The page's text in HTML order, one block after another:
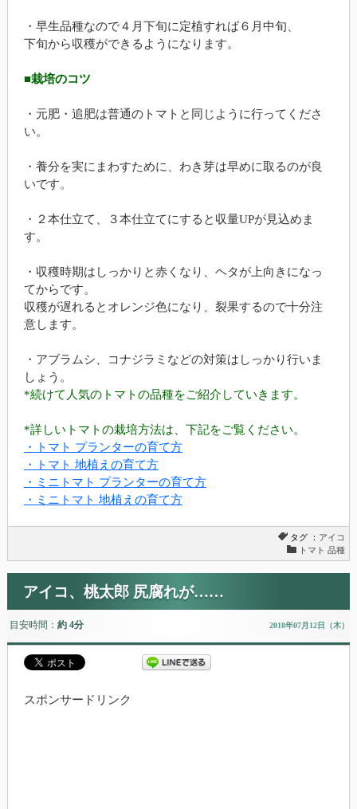
・早生品種なので４月下旬に定植すれば６月中旬、
下旬から収穫ができるようになります。
■栽培のコツ
・元肥・追肥は普通のトマトと同じように行ってくださ
い。
・養分を実にまわすために、わき芽は早めに取るのが良
いです。
・２本仕立て、３本仕立てにすると収量UPが見込めま
す。
・収穫時期はしっかりと赤くなり、ヘタが上向きになっ
てからです。
収穫が遅れるとオレンジ色になり、裂果するので十分注
意します。
・アブラムシ、コナジラミなどの対策はしっかり行いま
しょう。
*続けて人気のトマトの品種をご紹介していきます。
*詳しいトマトの栽培方法は、下記をご覧ください。
・トマト プランターの育て方
・トマト 地植えの育て方
・ミニトマト プランターの育て方
・ミニトマト 地植えの育て方
タグ ： アイコ
トマト 品種
アイコ、桃太郎 尻腐れが……
目安時間： 約 4分 2018年07月12日（木）
スポンサードリンク